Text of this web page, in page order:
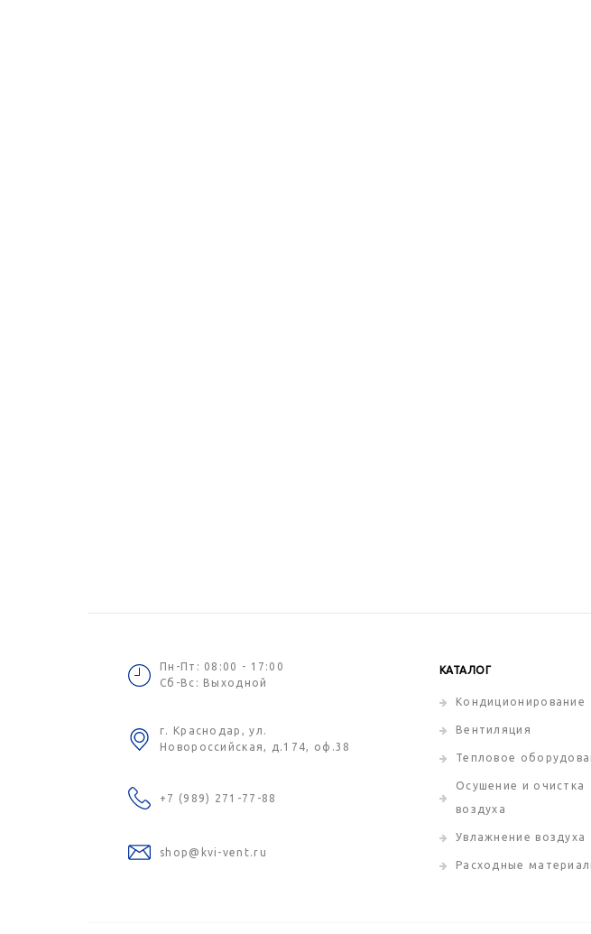
Пн-Пт: 08:00 - 17:00
Сб-Вс: Выходной
г. Краснодар, ул.
Новороссийская, д.174, оф.38
+7 (989) 271-77-88
shop@kvi-vent.ru
КАТАЛОГ
Кондиционирование
Вентиляция
Тепловое
Осушение и очистка
воздуха
Увлажнение воздуха
Расходные